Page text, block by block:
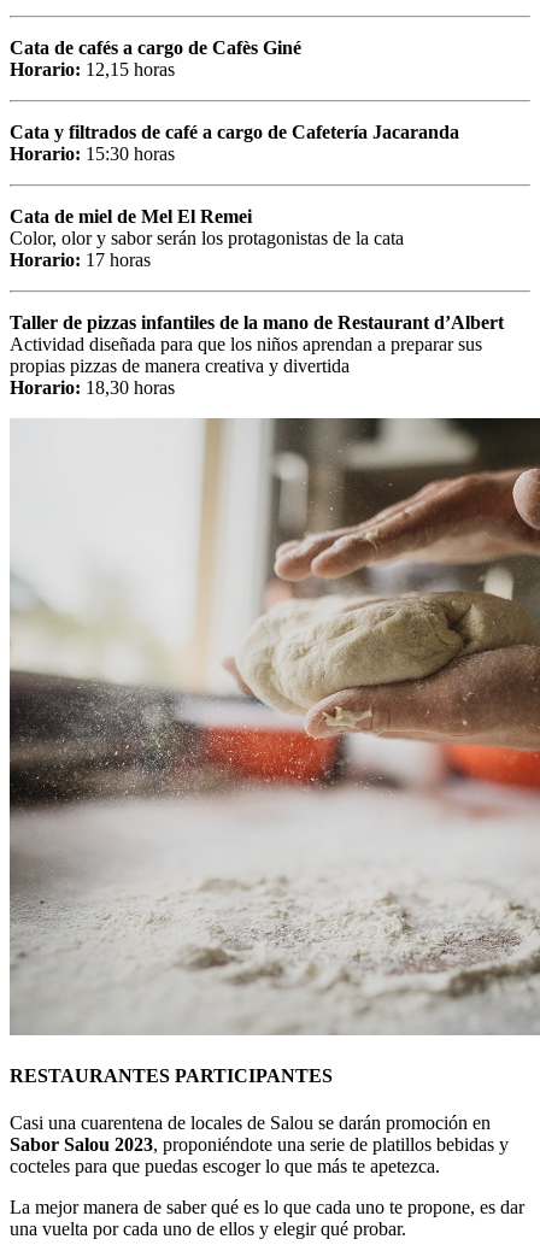
Cata de cafés a cargo de Cafès Giné
Horario: 12,15 horas
Cata y filtrados de café a cargo de Cafetería Jacaranda
Horario: 15:30 horas
Cata de miel de Mel El Remei
Color, olor y sabor serán los protagonistas de la cata
Horario: 17 horas
Taller de pizzas infantiles de la mano de Restaurant d’Albert
Actividad diseñada para que los niños aprendan a preparar sus
propias pizzas de manera creativa y divertida
Horario: 18,30 horas
RESTAURANTES PARTICIPANTES
Casi una cuarentena de locales de Salou se darán promoción en
Sabor Salou 2023, proponiéndote una serie de platillos bebidas y
cocteles para que puedas escoger lo que más te apetezca.
La mejor manera de saber qué es lo que cada uno te propone, es dar
una vuelta por cada uno de ellos y elegir qué probar.